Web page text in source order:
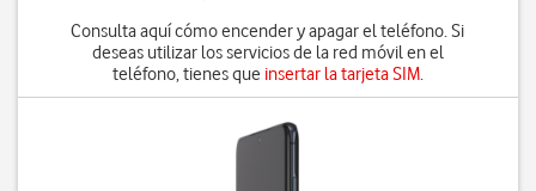
Consulta aquí cómo encender y apagar el teléfono. Si
deseas utilizar los servicios de la red móvil en el
teléfono, tienes que insertar la tarjeta SIM.